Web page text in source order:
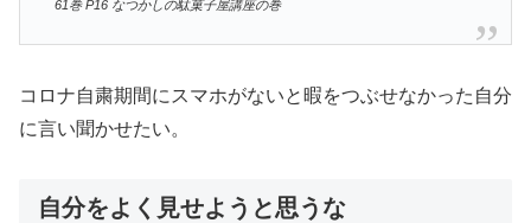
61巻 P16 なつかしの駄菓子屋講座の巻
コロナ自粛期間にスマホがないと暇をつぶせなかった自分
に言い聞かせたい。
自分をよく見せようと思うな